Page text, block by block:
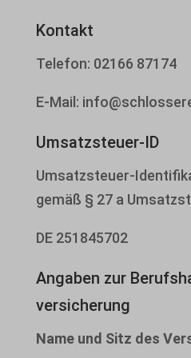
Kontakt
Telefon: 02166 87174
E-Mail:
Umsatzsteuer-ID
Umsatzsteuer-
gemäß § 27 a
DE 251845702
Angaben zur
versicherung
Name und Sitz des